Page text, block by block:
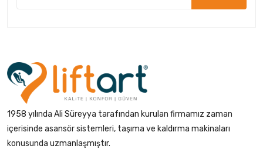
1958 yılında Ali Süreyya tarafından kurulan firmamız zaman
içerisinde asansör sistemleri, taşıma ve kaldırma makinaları
konusunda uzmanlaşmıştır.